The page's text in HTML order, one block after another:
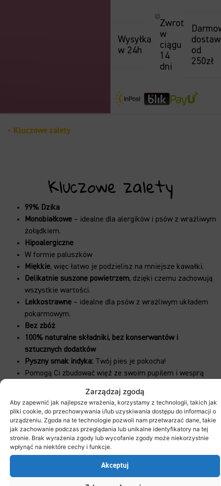
Zarządzaj zgodą
Aby zapewnić jak najlepsze wrażenia, korzystamy z technologii, takich jak
pliki cookie, do przechowywania i/lub uzyskiwania dostępu do informacji o
urządzeniu. Zgoda na te technologie pozwoli nam przetwarzać dane, takie
jak zachowanie podczas przeglądania lub unikalne identyfikatory na tej
stronie. Brak wyrażenia zgody lub wycofanie zgody może niekorzystnie
wpłynąć na niektóre cechy i funkcje.
Akceptuj
Wysyłka
w 24h
Zwrot
w
ciągu
14
dni
od
250zł
Kluczowe zalety
Kluczowe zalety
99% Dzika
Monobiałkowe – idealne dla alergików i psów z wrażliwym
żołądkiem.
Hipoalergiczne
W formie paluszków
Miękkie, więc łatwo je podzielisz na mniejsze kawałki.
Delikatnie suszone powietrzem, dzięki czemu zachowują
wszystkie wartości.
Lekkostrawne – idealne dla psów z wrażliwym układem
pokarmowym.
Bez zbóż
100% naturalne składniki, bez konserwantów i
sztucznych dodatków
Pyszny smak indyka: Twój pies je pokocha!
Pomogą Ci zbudować więź ze swoim pupilem i wesprą
Rzemieślnicza produkcja w Polsce.